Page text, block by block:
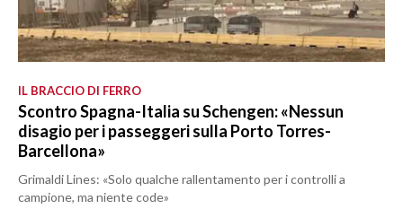
IL BRACCIO DI FERRO
Scontro Spagna-Italia su Schengen: «Nessun
disagio per i passeggeri sulla Porto Torres-
Barcellona»
Grimaldi Lines: «Solo qualche rallentamento per i controlli a
campione, ma niente code»